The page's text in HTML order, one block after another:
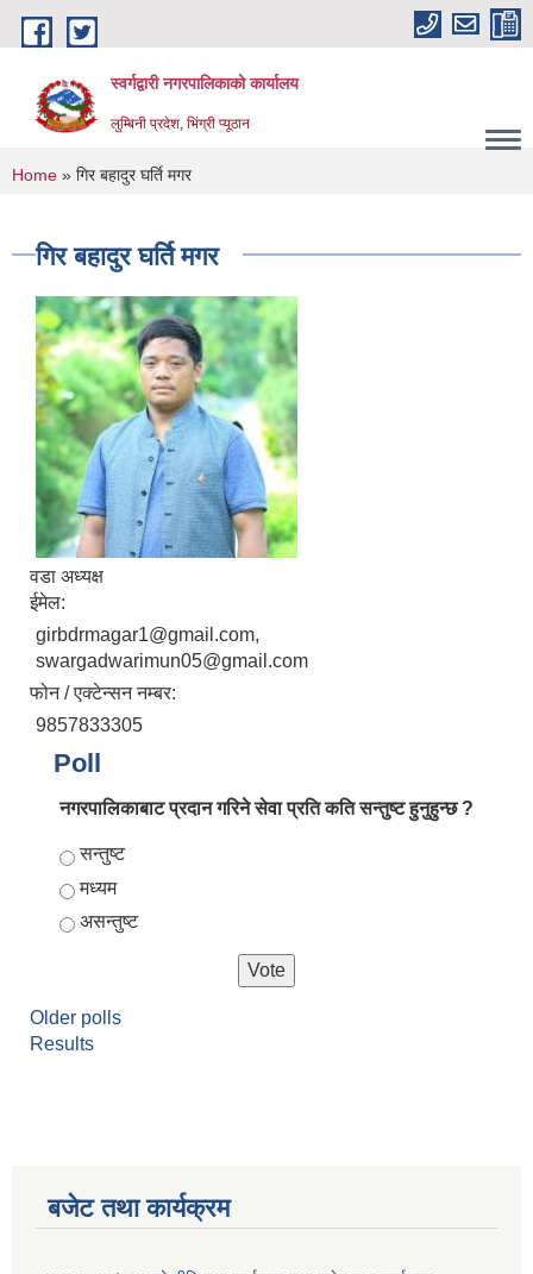
Skip to main content
स्वर्गद्वारी नगरपालिकाको कार्यालय
लुम्बिनी प्रदेश, भिंग्री प्यूठान
You are here
Home » गिर बहादुर घर्ति मगर
गिर बहादुर घर्ति मगर
वडा अध्यक्ष
ईमेल:
girbdrmagar1@gmail.com,
swargadwarimun05@gmail.com
फोन / एक्टेन्सन नम्बर:
9857833305
Poll
नगरपालिकाबाट प्रदान गरिने सेवा प्रति कति सन्तुष्ट हुनुहुन्छ ?
Choices
सन्तुष्ट
मध्यम
असन्तुष्ट
Older polls
Results
बजेट तथा कार्यक्रम